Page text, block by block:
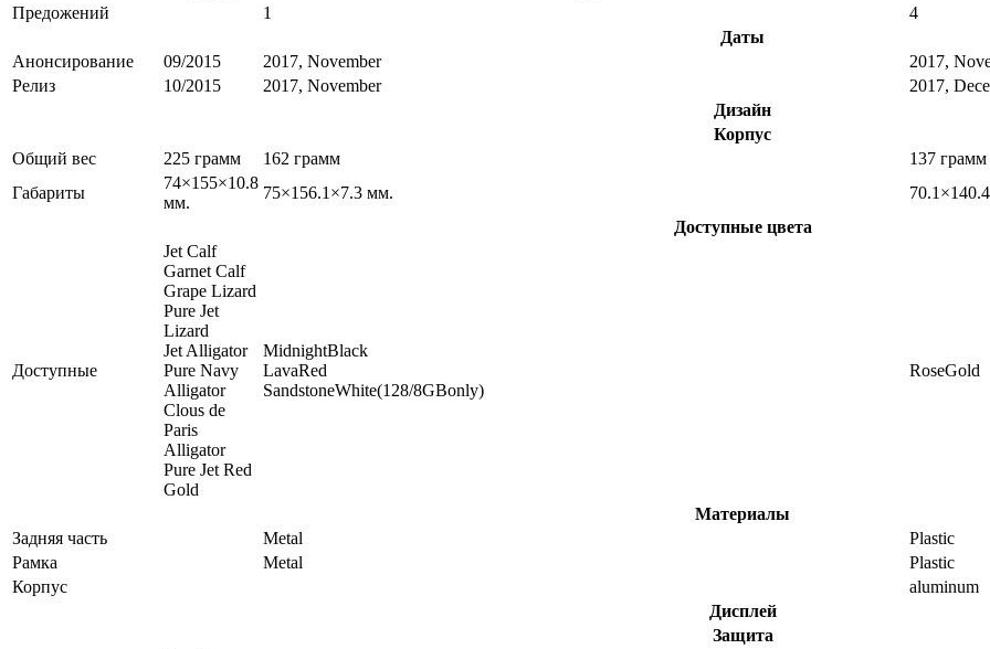
Предожений
1 4
Даты
Анонсирование
09/2015 2017, November 2017,
Релиз
10/2015 2017, November 2017,
Дизайн
Корпус
Общий вес
225 грамм 162 грамм 137 грамм
Габариты
74×155×10.8
мм.
75×156.1×7.3 мм.
Доступные цвета
Доступные
Jet Calf
Garnet Calf
Grape Lizard
Pure Jet
Lizard
Jet Alligator
Pure Navy
Alligator
Clous de
Paris
Alligator
Pure Jet Red
Gold
MidnightBlack
LavaRed
SandstoneWhite(128/8GBonly)
RoseGold
Материалы
Задняя часть
Metal Plastic
Рамка
Metal Plastic
Корпус
aluminum
Дисплей
Защита